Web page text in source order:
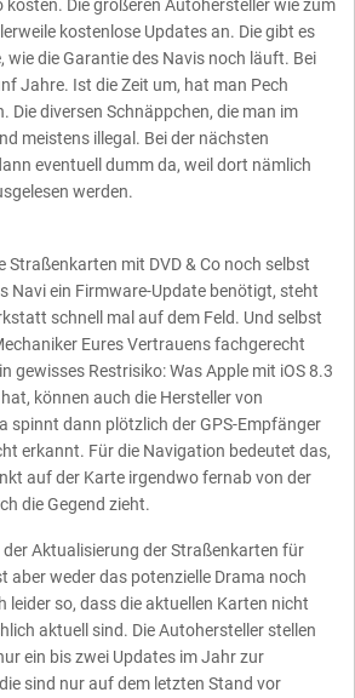
kosten. Die größeren Autohersteller wie zum
kostenlose Updates an. Die gibt es
wie die Garantie des Navis noch läuft. Bei
Jahre. Ist die Zeit um, hat man Pech
Die diversen Schnäppchen, die man im
meistens illegal. Bei der nächsten
eventuell dumm da, weil dort nämlich
werden.
Straßenkarten mit DVD & Co noch selbst
Navi ein Firmware-Update benötigt, steht
schnell mal auf dem Feld. Und selbst
Eures Vertrauens fachgerecht
gewisses Restrisiko: Was Apple mit iOS 8.3
können auch die Hersteller von
spinnt dann plötzlich der GPS-Empfänger
erkannt. Für die Navigation bedeutet das,
auf der Karte irgendwo fernab von der
die Gegend zieht.
Aktualisierung der Straßenkarten für
aber weder das potenzielle Drama noch
leider so, dass die aktuellen Karten nicht
aktuell sind. Die Autohersteller stellen
ein bis zwei Updates im Jahr zur
sind nur auf dem letzten Stand vor